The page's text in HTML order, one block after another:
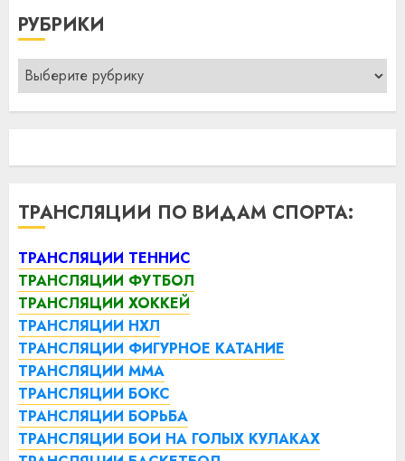
РУБРИКИ
Рубрики
ТРАНСЛЯЦИИ ПО ВИДАМ СПОРТА:
ТРАНСЛЯЦИИ ТЕННИС
ТРАНСЛЯЦИИ ФУТБОЛ
ТРАНСЛЯЦИИ ХОККЕЙ
ТРАНСЛЯЦИИ НХЛ
ТРАНСЛЯЦИИ ФИГУРНОЕ КАТАНИЕ
ТРАНСЛЯЦИИ ММА
ТРАНСЛЯЦИИ БОКС
ТРАНСЛЯЦИИ БОРЬБА
ТРАНСЛЯЦИИ БОИ НА ГОЛЫХ КУЛАКАХ